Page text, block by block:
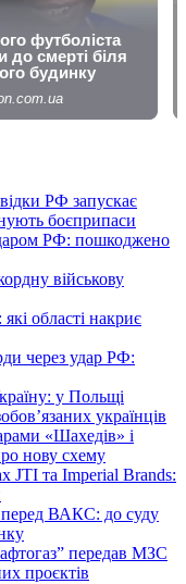
РФ запускає
боєприпаси
РФ: пошкоджено
військову
області накриє
через удар РФ:
у Польщі
українців
«Шахедів» і
нову схему
JTI та Imperial Brands:
ВАКС: до суду
передав МЗС
проєктів